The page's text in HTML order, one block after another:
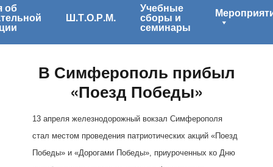
об
Ш.Т.О.Р.М.
Учебные
сборы и
семинары
В Симферополь прибыл
«Поезд Победы»
13 апреля железнодорожный вокзал Симферополя
стал местом проведения патриотических акций «Поезд
Победы» и «Дорогами Победы», приуроченных ко Дню